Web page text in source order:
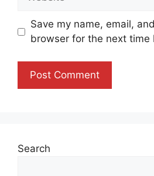
Save my name, email,
browser for the next time
Search